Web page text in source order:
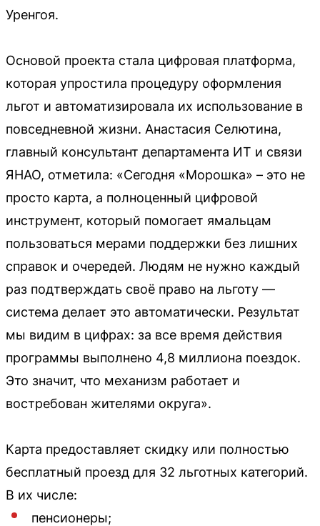
Уренгоя.
Основой проекта стала цифровая платформа,
которая упростила процедуру оформления
льгот и автоматизировала их использование в
повседневной жизни. Анастасия Селютина,
главный консультант департамента ИТ и связи
ЯНАО, отметила: «Сегодня «Морошка» – это не
просто карта, а полноценный цифровой
инструмент, который помогает ямальцам
пользоваться мерами поддержки без лишних
справок и очередей. Людям не нужно каждый
раз подтверждать своё право на льготу —
система делает это автоматически. Результат
мы видим в цифрах: за все время действия
программы выполнено 4,8 миллиона поездок.
Это значит, что механизм работает и
востребован жителями округа».
Карта предоставляет скидку или полностью
бесплатный проезд для 32 льготных категорий.
В их числе:
пенсионеры;